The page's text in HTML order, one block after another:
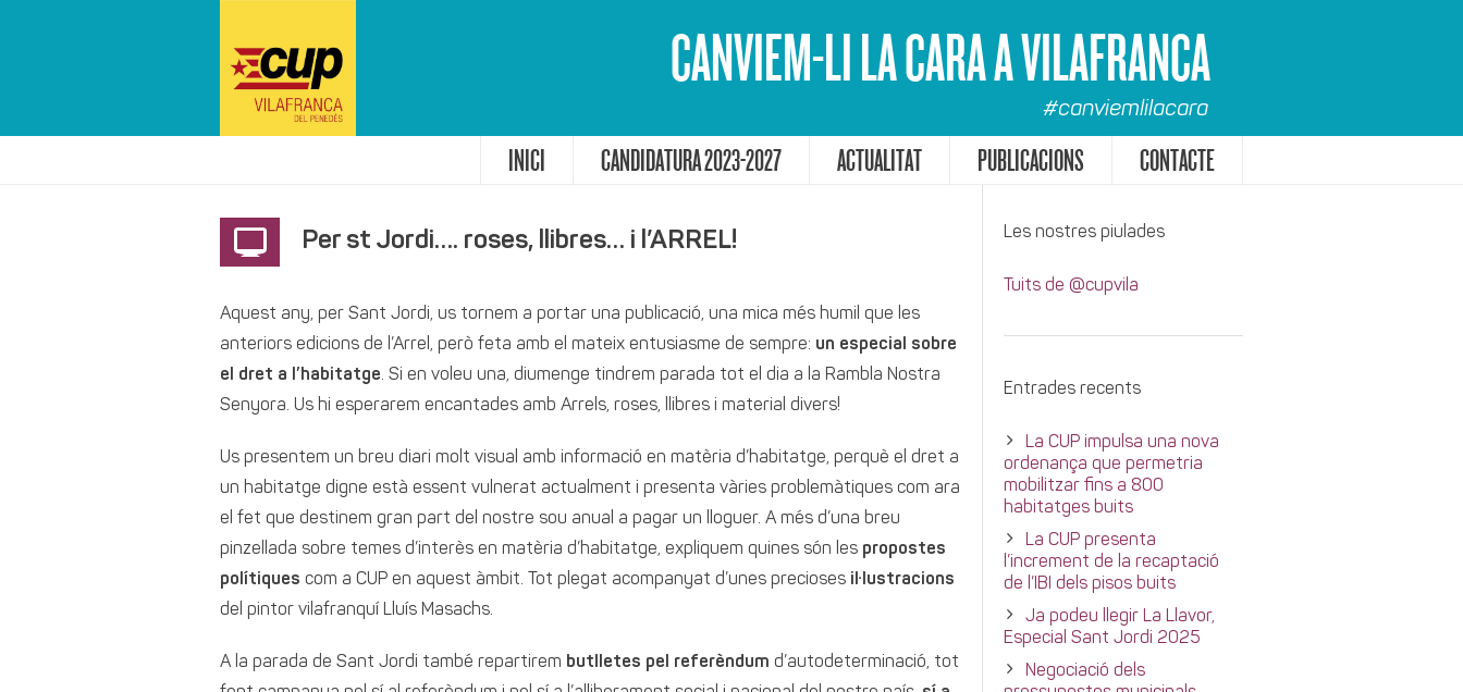
CANVIEM-LI LA CARA A VILAFRANCA
#canviemlilacara
INICI CANDIDATURA 2023-2027 ACTUALITAT PUBLICACIONS CONTACTE
Per st Jordi…. roses, llibres… i l’ARREL!
Aquest any, per Sant Jordi, us tornem a portar una publicació, una mica més humil que les
anteriors edicions de l’Arrel, però feta amb el mateix entusiasme de sempre: un especial sobre
el dret a l’habitatge. Si en voleu una, diumenge tindrem parada tot el dia a la Rambla Nostra
Senyora. Us hi esperarem encantades amb Arrels, roses, llibres i material divers!
Us presentem un breu diari molt visual amb informació en matèria d’habitatge, perquè el dret a
un habitatge digne està essent vulnerat actualment i presenta vàries problemàtiques com ara
el fet que destinem gran part del nostre sou anual a pagar un lloguer. A més d’una breu
pinzellada sobre temes d’interès en matèria d’habitatge, expliquem quines són les propostes
polítiques com a CUP en aquest àmbit. Tot plegat acompanyat d’unes precioses il·lustracions
del pintor vilafranquí Lluís Masachs.
A la parada de Sant Jordi també repartirem butlletes pel referèndum d’autodeterminació, tot
Les nostres piulades
Tuits de @cupvila
Entrades recents
La CUP impulsa una nova
ordenança que permetria
mobilitzar fins a 800
habitatges buits
La CUP presenta
l’increment de la recaptació
de l’IBI dels pisos buits
Ja podeu llegir La Llavor,
Especial Sant Jordi 2025
Negociació dels